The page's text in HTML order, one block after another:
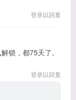
登录以回复
锁，都75天了。
登录以回复